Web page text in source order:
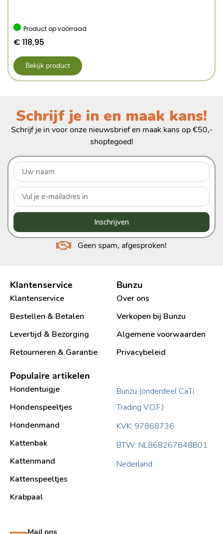
Product op voorraad
€ 118,95
Bekijk product
Schrijf je in en maak kans!
Schrijf je in voor onze nieuwsbrief en maak kans op €50,-
shoptegoed!
Inschrijven
Geen spam, afgesproken!
Klantenservice
Klantenservice
Bestellen & Betalen
Levertijd & Bezorging
Retourneren & Garantie
Bunzu
Over ons
Verkopen bij Bunzu
Algemene voorwaarden
Privacybeleid
Populaire artikelen
Hondentuigje
Hondenspeeltjes
Hondenmand
Kattenbak
Kattenmand
Kattenspeeltjes
Krabpaal​
Bunzu (onderdeel CaTi
Trading V.O.F.)
KVK: 97868736
BTW: NL868267648B01
Nederland